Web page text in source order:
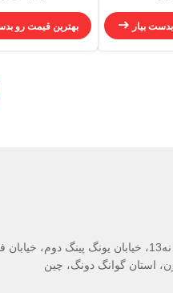
بیار
بهترین قیمت رو
پارک "سنيست" نه13، خیابان یونگ پینگ دوم،
استان گوانگ دونگ، چین